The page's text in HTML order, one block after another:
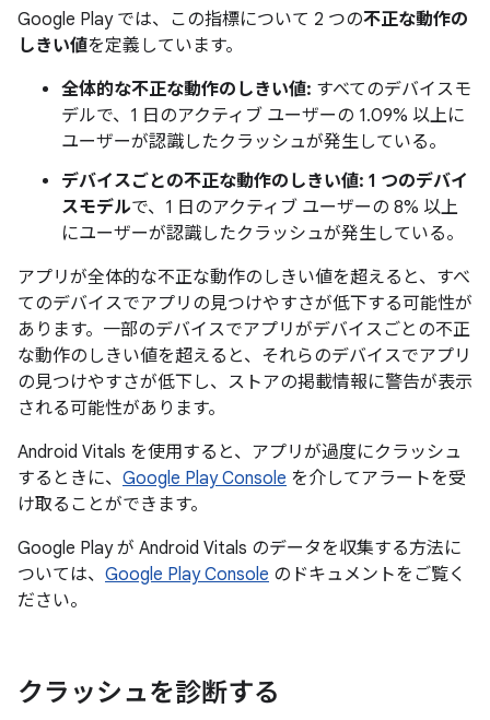
Google Play では、この指標について 2 つの不正な動作の
しきい値を定義しています。
全体的な不正な動作のしきい値: すべてのデバイスモ
デルで、1 日のアクティブ ユーザーの 1.09% 以上に
ユーザーが認識したクラッシュが発生している。
デバイスごとの不正な動作のしきい値: 1 つのデバイ
スモデルで、1 日のアクティブ ユーザーの 8% 以上
にユーザーが認識したクラッシュが発生している。
アプリが全体的な不正な動作のしきい値を超えると、すべ
てのデバイスでアプリの見つけやすさが低下する可能性が
あります。一部のデバイスでアプリがデバイスごとの不正
な動作のしきい値を超えると、それらのデバイスでアプリ
の見つけやすさが低下し、ストアの掲載情報に警告が表示
される可能性があります。
Android Vitals を使用すると、アプリが過度にクラッシュ
するときに、 Google Play Console を介してアラートを受
け取ることができます。
Google Play が Android Vitals のデータを収集する方法に
ついては、 Google Play Console のドキュメントをご覧く
ださい。
クラッシュを診断する